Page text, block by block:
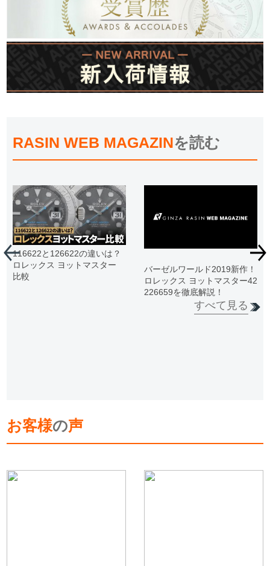
RASIN WEB MAGAZINを読む
116622と126622の違いは？
ロレックス ヨットマスター
比較
バーゼルワールド2019新作！
ロレックス ヨットマスター42
226659を徹底解説！
すべて見る
お客様の声